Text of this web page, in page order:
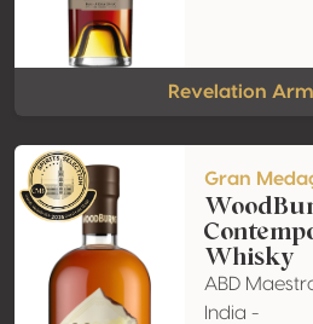
Revelation
Gran
Whisky
ABD
India -